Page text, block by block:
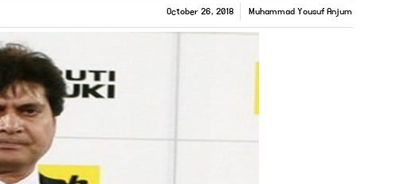
Muhammad Yousuf Anjum
October 26, 2018